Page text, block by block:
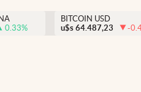
0.33%
BITCOIN USD
u$s 64.487,23 -